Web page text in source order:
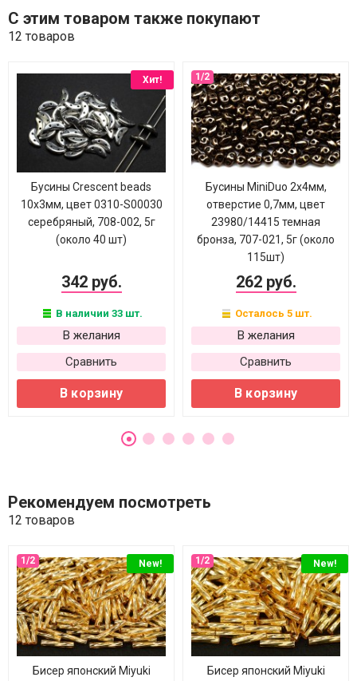
С этим товаром также покупают
12 товаров
Хит!
Бусины Crescent beads
10х3мм, цвет 0310-S00030
серебряный, 708-002, 5г
(около 40 шт)
342 руб.
В наличии 33 шт.
В желания
Сравнить
В корзину
Бусины MiniDuo 2х4мм,
отверстие 0,7мм, цвет
23980/14415 темная
бронза, 707-021, 5г (около
115шт)
262 руб.
Осталось 5 шт.
В желания
Сравнить
В корзину
Рекомендуем посмотреть
12 товаров
New!
Бисер японский Miyuki
New!
Бисер японский Miyuki